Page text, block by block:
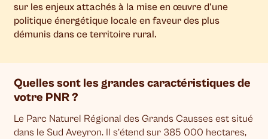
sur les enjeux attachés à la mise en œuvre d’une
politique énergétique locale en faveur des plus
démunis dans ce territoire rural.
Quelles sont les grandes caractéristiques de
votre PNR ?
Le Parc Naturel Régional des Grands Causses est situé
dans le Sud Aveyron. Il s’étend sur 385 000 hectares,